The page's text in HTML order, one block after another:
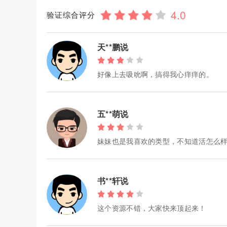
验证综合评分
天**鹏说
好像上去吸吮啊，搞得我心痒痒的。
五**萌说
妹妹也是我喜欢的类型，不知道活怎么
书**轩说
这个资源不错，大家快来顶起来！